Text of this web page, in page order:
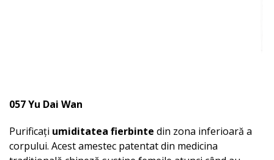
057 Yu Dai Wan
Purificați umiditatea fierbinte din zona inferioară a
corpului. Acest amestec patentat din medicina